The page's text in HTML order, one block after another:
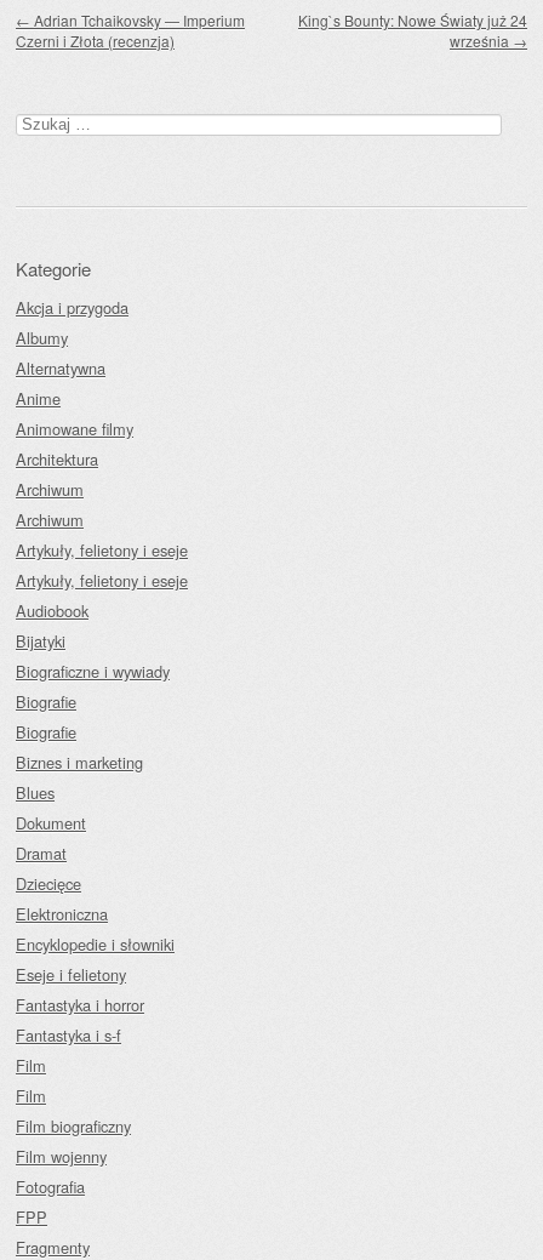
← Adrian Tchaikovsky — Imperium
Czerni i Złota (recenzja)
King`s Bounty: Nowe Światy już 24
września →
Szukaj:
Kategorie
Akcja i przygoda
Albumy
Alternatywna
Anime
Animowane filmy
Architektura
Archiwum
Archiwum
Artykuły, felietony i eseje
Artykuły, felietony i eseje
Audiobook
Bijatyki
Biograficzne i wywiady
Biografie
Biografie
Biznes i marketing
Blues
Dokument
Dramat
Dziecięce
Elektroniczna
Encyklopedie i słowniki
Eseje i felietony
Fantastyka i horror
Fantastyka i s-f
Film
Film
Film biograficzny
Film wojenny
Fotografia
FPP
Fragmenty